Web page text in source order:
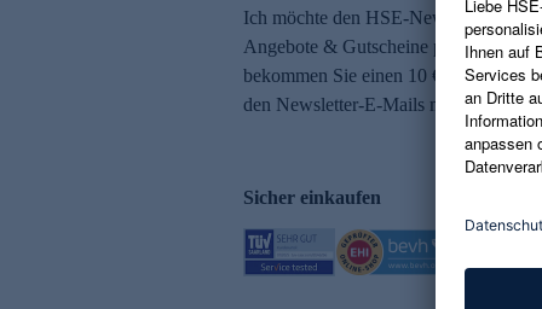
Ich möchte den HSE-Newsletter
Angebote & Gutscheine per E-Mail
bekommen Sie einen 10 € Gutschein.
den Newsletter-E-Mails möglich.
Sicher einkaufen